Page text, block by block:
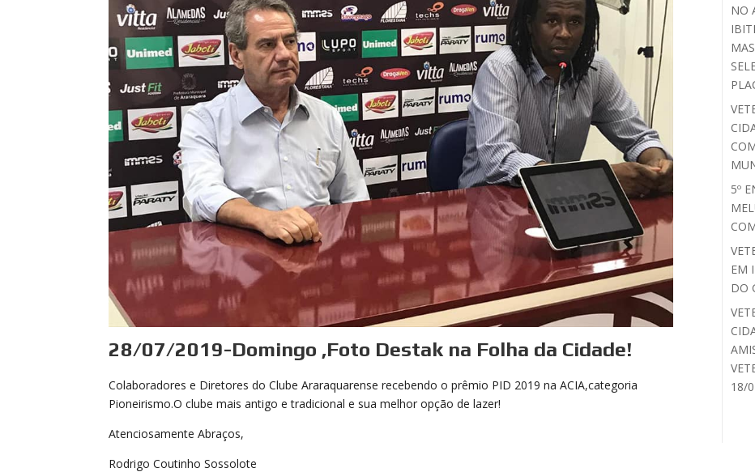
28/07/2019-Domingo ,Foto Destak na Folha da Cidade!
Colaboradores e Diretores do Clube Araraquarense recebendo o prêmio PID 2019 na ACIA,categoria
Pioneirismo.O clube mais antigo e tradicional e sua melhor opção de lazer!
Atenciosamente Abraços,
Rodrigo Coutinho Sossolote
NO
5º
EM
DO
18/